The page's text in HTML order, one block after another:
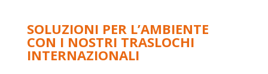
SOLUZIONI PER L’AMBIENTE
CON I NOSTRI TRASLOCHI
INTERNAZIONALI